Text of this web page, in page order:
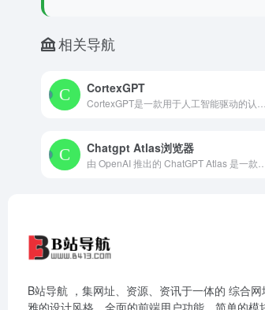
相关导航
CortexGPT
Chatgpt Atlas浏览器
B站导航 ，集网址、资源、资讯于一体的 综合
雅的设计风格，全面的前端用户功能，简单的模